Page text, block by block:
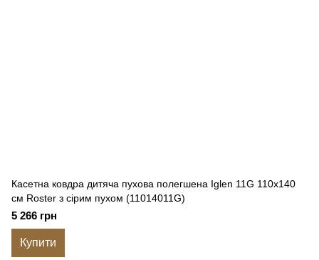
Касетна ковдра дитяча пухова полегшена Iglen 11G 110x140
см Roster з сірим пухом (11014011G)
5 266 грн
Купити